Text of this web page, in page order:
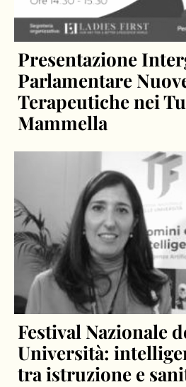
Presentazione
Parlamentare
Terapeutiche nei
Mammella
Festival Nazionale
Università:
tra istruzione e